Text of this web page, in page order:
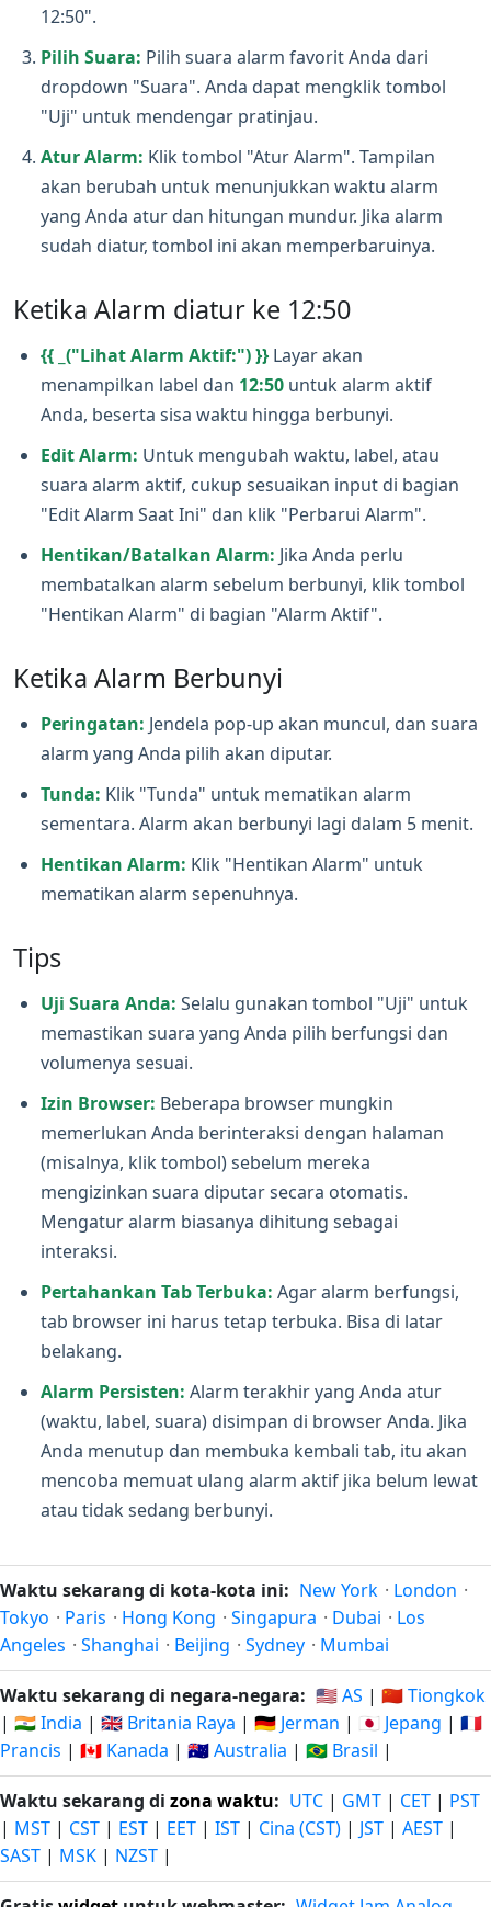
12:50".
Pilih Suara: Pilih suara alarm favorit Anda dari
dropdown "Suara". Anda dapat mengklik tombol
"Uji" untuk mendengar pratinjau.
Atur Alarm: Klik tombol "Atur Alarm". Tampilan
akan berubah untuk menunjukkan waktu alarm
yang Anda atur dan hitungan mundur. Jika alarm
sudah diatur, tombol ini akan memperbaruinya.
Ketika Alarm diatur ke 12:50
{{ _("Lihat Alarm Aktif:") }} Layar akan
menampilkan label dan 12:50 untuk alarm aktif
Anda, beserta sisa waktu hingga berbunyi.
Edit Alarm: Untuk mengubah waktu, label, atau
suara alarm aktif, cukup sesuaikan input di bagian
"Edit Alarm Saat Ini" dan klik "Perbarui Alarm".
Hentikan/Batalkan Alarm: Jika Anda perlu
membatalkan alarm sebelum berbunyi, klik tombol
"Hentikan Alarm" di bagian "Alarm Aktif".
Ketika Alarm Berbunyi
Peringatan: Jendela pop‑up akan muncul, dan suara
alarm yang Anda pilih akan diputar.
Tunda: Klik "Tunda" untuk mematikan alarm
sementara. Alarm akan berbunyi lagi dalam 5 menit.
Hentikan Alarm: Klik "Hentikan Alarm" untuk
mematikan alarm sepenuhnya.
Tips
Uji Suara Anda: Selalu gunakan tombol "Uji" untuk
memastikan suara yang Anda pilih berfungsi dan
volumenya sesuai.
Izin Browser: Beberapa browser mungkin
memerlukan Anda berinteraksi dengan halaman
(misalnya, klik tombol) sebelum mereka
mengizinkan suara diputar secara otomatis.
Mengatur alarm biasanya dihitung sebagai
interaksi.
Pertahankan Tab Terbuka: Agar alarm berfungsi,
tab browser ini harus tetap terbuka. Bisa di latar
belakang.
Alarm Persisten: Alarm terakhir yang Anda atur
(waktu, label, suara) disimpan di browser Anda. Jika
Anda menutup dan membuka kembali tab, itu akan
mencoba memuat ulang alarm aktif jika belum lewat
atau tidak sedang berbunyi.
Waktu sekarang di kota-kota ini: New York · London ·
Tokyo · Paris · Hong Kong · Singapura · Dubai · Los
Angeles · Shanghai · Beijing · Sydney · Mumbai
Waktu sekarang di negara-negara: 🇺🇸 AS | 🇨🇳 Tiongkok
| 🇮🇳 India | 🇬🇧 Britania Raya | 🇩🇪 Jerman | 🇯🇵 Jepang | 🇫🇷
Prancis | 🇨🇦 Kanada | 🇦🇺 Australia | 🇧🇷 Brasil |
Waktu sekarang di zona waktu: UTC | GMT | CET | PST
| MST | CST | EST | EET | IST | Cina (CST) | JST | AEST |
SAST | MSK | NZST |